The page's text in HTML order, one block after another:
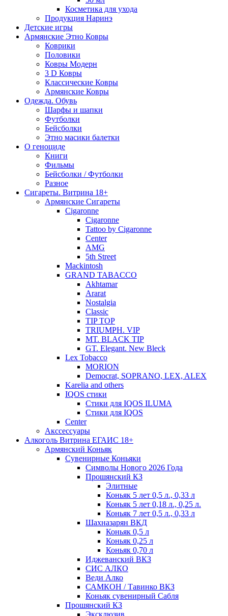
Косметика для ухода
Продукция Наринэ
Детские игры
Армянские Этно Ковры
Коврики
Половики
Ковры Модерн
3 D Ковры
Классические Ковры
Армянские Ковры
Одежда. Обувь
Шарфы и шапки
Футболки
Бейсболки
Этно масики балетки
О геноциде
Книги
Фильмы
Бейсболки / Футболки
Разное
Сигареты. Витрина 18+
Армянские Сигареты
Cigaronne
Cigaronne
Tattoo by Cigaronne
Center
AMG
5th Street
Mackintosh
GRAND TABACCO
Akhtamar
Ararat
Nostalgia
Classic
TIP TOP
TRIUMPH. VIP
MT. BLACK TIP
GT. Elegant. New Bleck
Lex Tobacco
MORION
Democrat, SOPRANO, LEX, ALEX
Karelia and others
IQOS стики
Стики для IQOS ILUMA
Стики для IQOS
Сenter
Акссессуары
Алкоголь Витрина ЕГАИС 18+
Армянский Коньяк
Сувенирные Коньяки
Символы Нового 2026 Года
Прошянский КЗ
Элитные
Коньяк 5 лет 0,5 л., 0,33 л
Коньяк 5 лет 0,18 л., 0,25 л.
Коньяк 7 лет 0,5 л., 0,33 л
Шахназарян ВКД
Коньяк 0,5 л
Коньяк 0,25 л
Коньяк 0,70 л
Иджеванский ВКЗ
СИС АЛКО
Веди Алко
САМКОН / Тавинко ВКЗ
Коньяк сувенирный Сабля
Прошянский КЗ
Эксклюзив